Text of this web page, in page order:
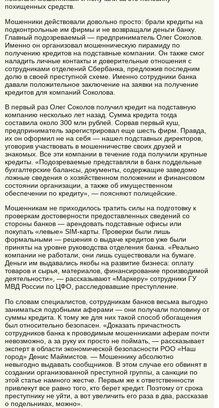
похищенных средств.
Мошенники действовали довольно просто: брали кредиты на
подконтрольные им фирмы и не возвращали деньги банку.
Главный подозреваемый — предприниматель Олег Соколов.
Именно он организовал мошенническую пирамиду по
получению кредитов на подставные компании. Он также смог
наладить личные контакты и доверительные отношения с
сотрудниками отделений Сбербанка, предложив последним
долю в своей преступной схеме. Именно сотрудники банка
давали положительное заключение на заявки на получение
кредитов для компаний Соколова.
В первый раз Олег Соколов получил кредит на подставную
компанию несколько лет назад. Сумма кредита тогда
составила около 300 млн рублей. Сорвав первый куш,
предприниматель зарегистрировал еще шесть фирм. Правда,
их он оформил не на себя — нашел подставных директоров,
уговорив участвовать в мошенничестве своих друзей и
знакомых. Все эти компании в течение года получили крупные
кредиты. «Подозреваемые представляли в банк поддельные
бухгалтерские балансы, документы, содержащие заведомо
ложные сведения о хозяйственном положении и финансовом
состоянии организации, а также об имущественном
обеспечении по кредиту», — поясняют полицейские.
Мошенникам не приходилось тратить силы на подготовку к
проверкам достоверности предоставленных сведений со
стороны банков — арендовать подставные офисы или
покупать «левые» SIM-карты. Проверки были лишь
формальными — решения о выдаче кредитов уже были
приняты на уровне руководства отделения банка. «Реально
компании не работали, они лишь существовали на бумаге.
Деньги им выдавались якобы на развитие бизнеса: оплату
товаров и сырья, материалов, финансирование производимой
деятельности», — рассказывают «Маркеру» сотрудники ГУ
МВД России по ЦФО, расследовавшие преступление.
По словам специалистов, сотрудникам банков весьма выгодно
заниматься подобными аферами — они получали половину от
суммы кредита. К тому же для них такой способ обогащения
был относительно безопасен. «Доказать причастность
сотрудников банка к проводимым мошенниками аферам почти
невозможно, а за руку их просто не поймать, — рассказывает
эксперт в области экономической безопасности РОО «Наш
город» Денис Маймистов. — Мошеннику абсолютно
невыгодно выдавать сообщников. В этом случае его обвинят в
создании организованной преступной группы, а санкции по
этой статье намного жестче. Первым же к ответственности
привлекут все равно того, кто берет кредит. Поэтому от срока
преступнику не уйти, а вот увеличить его раза в два, рассказав
о подельниках, можно».